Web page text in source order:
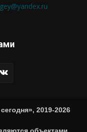
2019-2026